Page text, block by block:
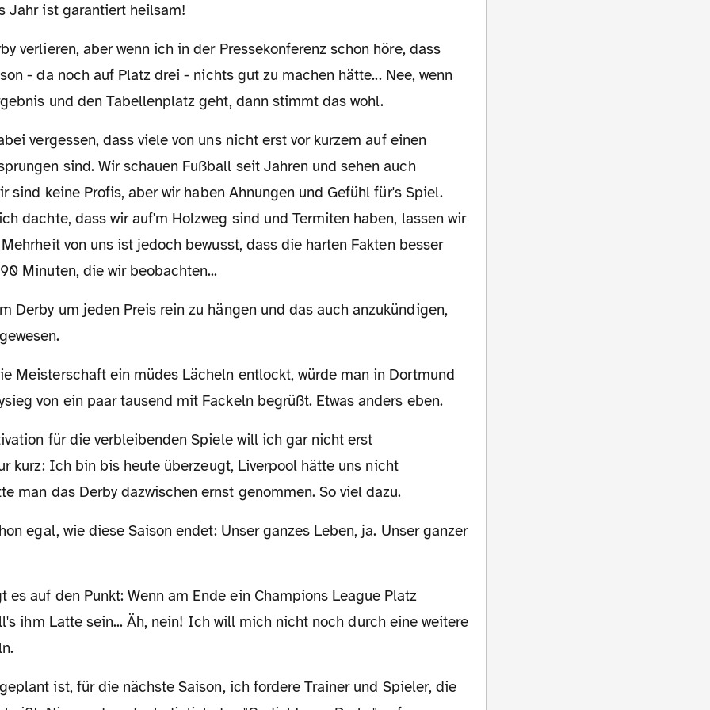
Jahr ist garantiert heilsam!
- da noch auf Platz drei - nichts gut zu machen hätte... Nee, wenn
und den Tabellenplatz geht, dann stimmt das wohl.
sind. Wir schauen Fußball seit Jahren und sehen auch
sind keine Profis, aber wir haben Ahnungen und Gefühl für's Spiel.
dachte, dass wir auf'm Holzweg sind und Termiten haben, lassen wir
von uns ist jedoch bewusst, dass die harten Fakten besser
Minuten, die wir beobachten...
von ein paar tausend mit Fackeln begrüßt. Etwas anders eben.
kurz: Ich bin bis heute überzeugt, Liverpool hätte uns nicht
man das Derby dazwischen ernst genommen. So viel dazu.
ihm Latte sein... Äh, nein! Ich will mich nicht noch durch eine weitere